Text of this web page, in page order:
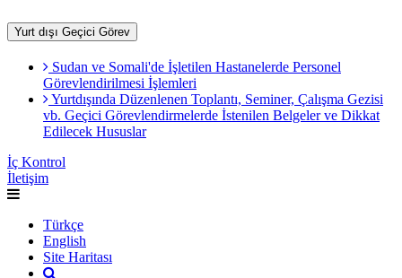
Yurt dışı Geçici Görev
Sudan ve Somali'de İşletilen Hastanelerde Personel
Görevlendirilmesi İşlemleri
Yurtdışında Düzenlenen Toplantı, Seminer, Çalışma Gezisi
vb. Geçici Görevlendirmelerde İstenilen Belgeler ve Dikkat
Edilecek Hususlar
İç Kontrol
İletişim
Türkçe
English
Site Haritası